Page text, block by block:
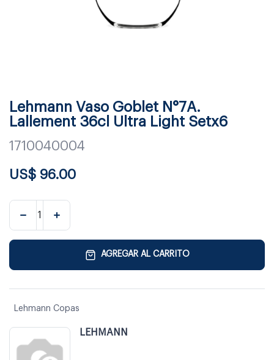
Lehmann Vaso Goblet N°7A.
Lallement 36cl Ultra Light Setx6
1710040004
US$ 96.00
AGREGAR AL CARRITO
Lehmann Copas
LEHMANN